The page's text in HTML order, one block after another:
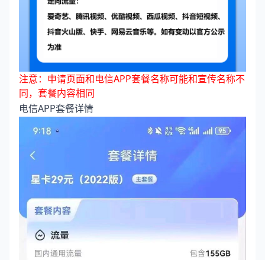
注意：申请页面和电信APP套餐名称可能和宣传名称不
同，套餐内容相同
电信APP套餐详情